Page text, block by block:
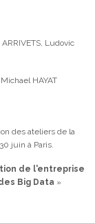
Ludovic
HAYAT
des ateliers de la
juin à Paris.
de l'entreprise
Big Data »